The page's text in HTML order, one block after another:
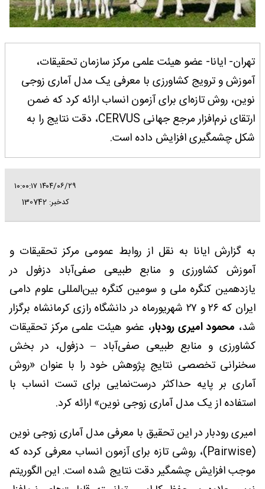
تهران- ایانا- عضو هیئت علمی مرکز سازمان تحقیقات،
آموزش و ترویج کشاورزی با معرفی یک مدل آماری زوجی
نوین، روش تازه‌ای برای آزمون انساب ارائه کرد که ضمن
ارتقای نرم‌افزار مرجع جهانی CERVUS، دقت نتایج را به
شکل چشمگیری افزایش داده است.
۱۴۰۴/۰۶/۲۹ ۱۰:۰۰:۱۷
کدخبر: 130742
به گزارش ایانا به نقل از روابط عمومی مرکز تحقیقات و
آموزش کشاورزی و منابع طبیعی صفی‌آباد دزفول در
یازدهمین کنگره ملی و سومین کنگره بین‌المللی علوم دامی
ایران که ۲۶ و ۲۷ شهریورماه در دانشگاه رازی کرمانشاه برگزار
شد، محمود امیری رودبار، عضو هیئت علمی مرکز تحقیقات
کشاورزی و منابع طبیعی صفی‌آباد – دزفول، در بخش
سخنرانی تخصصی نتایج پژوهش خود را با عنوان «روش
آماری بر پایه حداکثر درست‌نمایی برای تست انساب با
استفاده از یک مدل آماری زوجی نوین» ارائه کرد.
امیری رودبار در این تحقیق با معرفی مدل آماری زوجی نوین
(Pairwise)، روشی تازه برای آزمون انساب معرفی کرده که
موجب افزایش چشمگیر دقت نتایج شده است. این الگوریتم